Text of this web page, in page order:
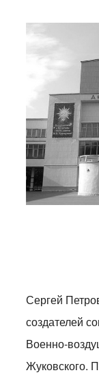
Сергей
создателей
Военно-
Жуковского.